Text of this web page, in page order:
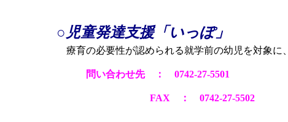
○児童発達支援「いっぽ」
療育の必要性が認められる就学前の幼児を対象に
問い合わせ先 ： 0742-27-5501
FAX ： 0742-27-5502